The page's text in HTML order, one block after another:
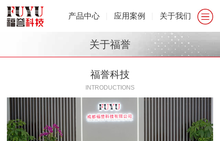
产品中心 应用案例 关于我们
关于福誉
福誉科技
INTRODUCTIONS